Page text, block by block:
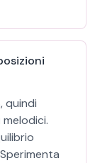
quindi